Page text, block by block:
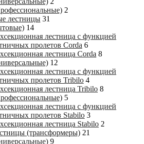
2
лестницы 31
14
лестница с функцией
пролетов Corda 6
лестница Corda 8
12
лестница с функцией
пролетов Tribilo 4
лестница Tribilo 8
5
лестница с функцией
пролетов Stabilo 3
лестница Stabilo 2
(трансформеры) 21
9